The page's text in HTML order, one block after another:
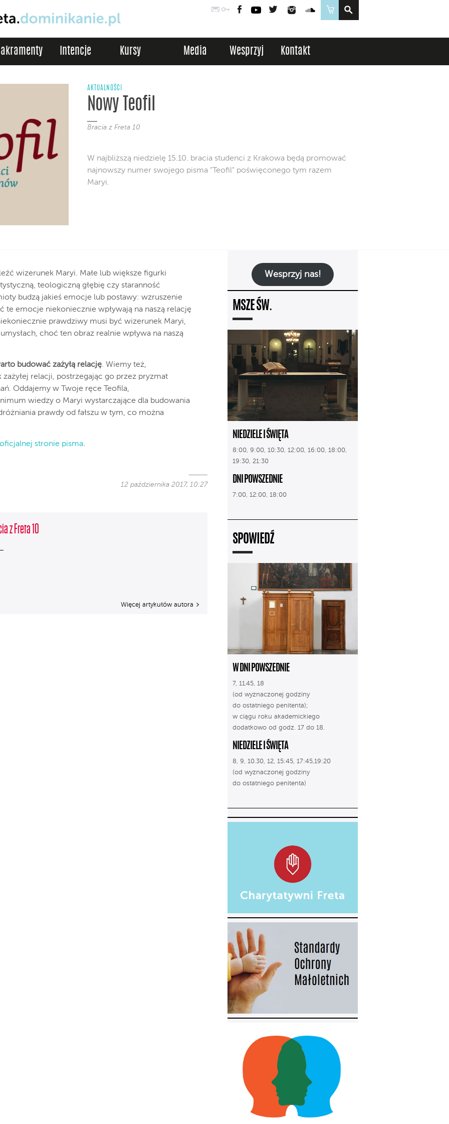
PocztaLogowanie
FacebookYouTubeTwitter InstagramSoundCloud
Sklep
Intencje Kursy Media Wesprzyj Kontakt
AKTUALNOŚCI
Nowy Teofil
Bracia z Freta 10
W najbliższą niedzielę 15.10. bracia studenci z Krakowa będą promować
najnowszy numer swojego pisma "Teofil" poświęconego tym razem
Maryi.
wizerunek Maryi. Małe lub większe figurki
teologiczną głębię czy staranność
budzą jakieś emocje lub postawy: wzruszenie
te emocje niekoniecznie wpływają na naszą relację
prawdziwy musi być wizerunek Maryi,
choć ten obraz realnie wpływa na naszą
budować zażyłą relację. Wiemy też,
relacji, postrzegając go przez pryzmat
Oddajemy w Twoje ręce Teofila,
wiedzy o Maryi wystarczające dla budowania
prawdy od fałszu w tym, co można
oficjalnej stronie pisma.
12 października 2017, 10:27
z Freta 10
Więcej artykułów autora
Wesprzyj nas!
MSZE ŚW.
NIEDZIELE I ŚWIĘTA
8:00, 9:00, 10:30, 12:00, 16:00, 18:00,
19:30, 21:30
DNI POWSZEDNIE
7:00, 12:00, 18:00
SPOWIEDŹ
W DNI POWSZEDNIE
7, 11.45, 18
(od wyznaczonej godziny
do ostatniego penitenta);
w ciągu roku akademickiego
dodatkowo od godz. 17 do 18.
NIEDZIELE I ŚWIĘTA
8, 9, 10.30, 12, 15:45, 17:45,19:20
(od wyznaczonej godziny
do ostatniego penitenta)